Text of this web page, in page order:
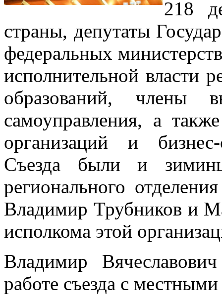
218
страны, депутаты
федеральных
исполнительной власти
образований, члены
самоуправления, а
организаций и
Съезда были и
регионального
Владимир Трубников и
исполкома этой
Владимир
работе съезда с